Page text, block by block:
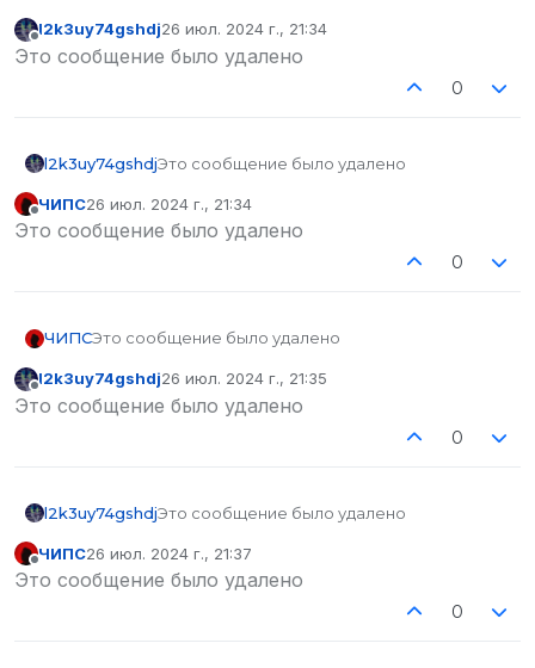
Не в сети
l2k3uy74gshdj26 июл. 2024 г., 21:34
отредактировано
Это сообщение было удалено
0
l2k3uy74gshdjЭто сообщение было удалено
Не в сети
ЧИПС26 июл. 2024 г., 21:34
отредактировано
Это сообщение было удалено
0
ЧИПСЭто сообщение было удалено
Не в сети
l2k3uy74gshdj26 июл. 2024 г., 21:35
отредактировано
Это сообщение было удалено
0
l2k3uy74gshdjЭто сообщение было удалено
Не в сети
ЧИПС26 июл. 2024 г., 21:37
отредактировано
Это сообщение было удалено
0